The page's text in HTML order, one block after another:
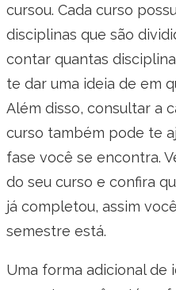
cursou. Cada curso
disciplinas que são
contar quantas
te dar uma ideia de em
Além disso, consultar a
curso também pode te
fase você se encontra.
do seu curso e confira
já completou, assim
semestre está.
Uma forma adicional de